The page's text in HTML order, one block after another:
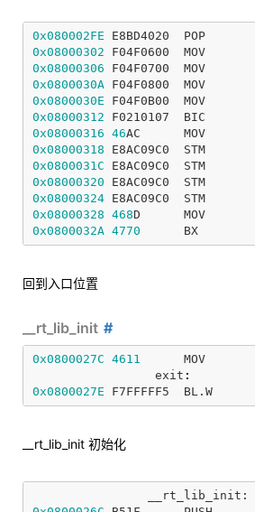
0x080002FE E8BD4020 POP
0x08000302
F04F0600 MOV
0x08000306
F04F0700 MOV
0x0800030A F04F0800 MOV
0x0800030E
F04F0B00 MOV
0x08000312
F0210107 BIC
0x08000316 46AC MOV
0x08000318
E8AC09C0 STM
0x0800031C
E8AC09C0 STM
0x08000320
E8AC09C0 STM
0x08000324 E8AC09C0 STM
0x08000328 468D MOV
0x0800032A 4770 BX
回到入口位置
__rt_lib_init
0x0800027C 4611 MOV
exit :
0x0800027E
F7FFFFF5 BL . W
__rt_lib_init 初始化
__rt_lib_init: